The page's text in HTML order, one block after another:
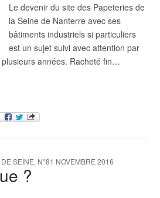
Le devenir du site des Papeteries de
la Seine de Nanterre avec ses
bâtiments industriels si particuliers
est un sujet suivi avec attention par
années. Racheté fin…
SEINE, N°81 NOVEMBRE 2016
?